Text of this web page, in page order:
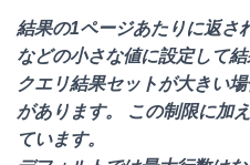
結果の1ページあたりに返さ
などの小さな値に設定して結
クエリ結果セットが大きい
があります。 この制限に加
ています。